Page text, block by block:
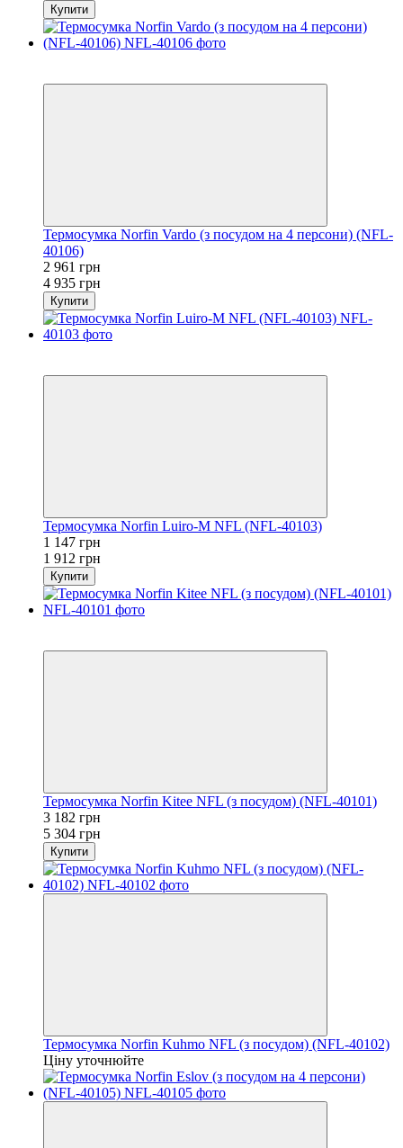
Купити
Термосумка Norfin Vardo (з посудом на 4 персони) (NFL-
40106)
2 961 грн
4 935 грн
Купити
Термосумка Norfin Luiro-M NFL (NFL-40103)
1 147 грн
1 912 грн
Купити
Термосумка Norfin Kitee NFL (з посудом) (NFL-40101)
3 182 грн
5 304 грн
Купити
Термосумка Norfin Kuhmo NFL (з посудом) (NFL-40102)
Ціну уточнюйте